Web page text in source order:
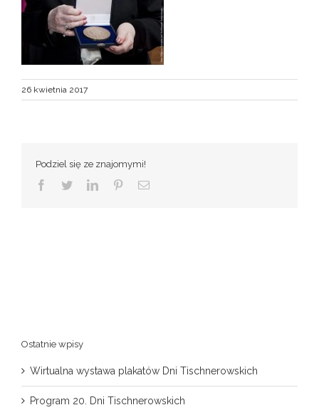
26 kwietnia 2017
Podziel się ze znajomymi!
Facebook
TwitterLinkedInPinterestEmail
Ostatnie wpisy
Wirtualna wystawa plakatów Dni Tischnerowskich
Program 20. Dni Tischnerowskich